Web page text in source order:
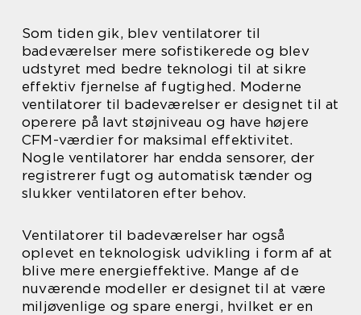
Som tiden gik, blev ventilatorer til
badeværelser mere sofistikerede og blev
udstyret med bedre teknologi til at sikre
effektiv fjernelse af fugtighed. Moderne
ventilatorer til badeværelser er designet til at
operere på lavt støjniveau og have højere
CFM-værdier for maksimal effektivitet.
Nogle ventilatorer har endda sensorer, der
registrerer fugt og automatisk tænder og
slukker ventilatoren efter behov.
Ventilatorer til badeværelser har også
oplevet en teknologisk udvikling i form af at
blive mere energieffektive. Mange af de
nuværende modeller er designet til at være
miljøvenlige og spare energi, hvilket er en